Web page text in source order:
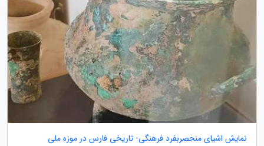
نمایش اشیای منحصربفرد فرهنگی- تاریخی فارس در موزه ملی